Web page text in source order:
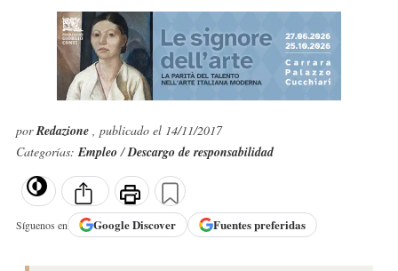
porRedazione , publicado el 14/11/2017
Categorías:Empleo/Descargo de responsabilidad
Síguenos en GoogleDiscover Fuentes preferidas